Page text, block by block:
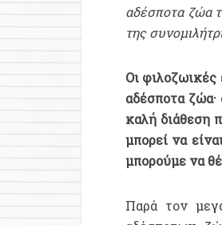
αδέσποτα ζώα
της
Οι
αδέσποτα
καλή διάθεση
μπορεί να
μπορούμε να
Παρά τον